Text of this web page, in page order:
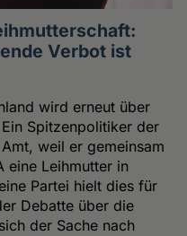
Verbot ist
wird erneut über
Spitzenpolitiker der
weil er gemeinsam
eine Leihmutter in
Partei hielt dies für
Debatte über die
der Sache nach